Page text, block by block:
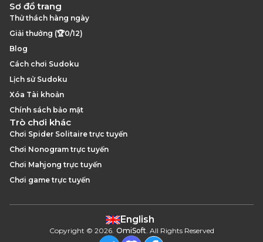
Sơ đồ trang
Thử thách hàng ngày
Giải thưởng (🏆0/12)
Blog
Cách chơi Sudoku
Lịch sử Sudoku
Xóa Tài khoản
Chính sách bảo mật
Trò chơi khác
Chơi Spider Solitaire trực tuyến
Chơi Nonogram trực tuyến
Chơi Mahjong trực tuyến
Chơi game trực tuyến
English
Copyright © 2026. OmiSoft. All Rights Reserved